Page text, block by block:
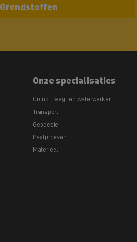
Grondstoffen
Onze specialisaties
Grond-, weg- en waterwerken
Transport
Geodesie
Paalproeven
Materieel